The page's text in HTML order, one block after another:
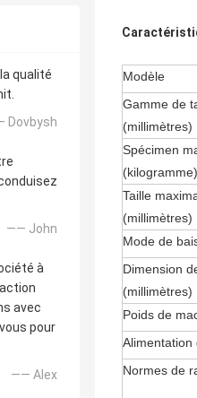
qualité
Dovbysh
—— John
à
avec
pour
—— Alex
Modèle
Gamme de
(millimètres)
Spécimen
(kilogramme)
Taille
(millimètres)
Mode de
Dimension
(millimètres)
Poids de
Alimentation
Normes de